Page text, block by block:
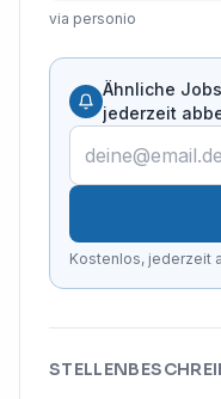
via personio
Ähnliche
jederzeit
Kostenlos, jederzeit